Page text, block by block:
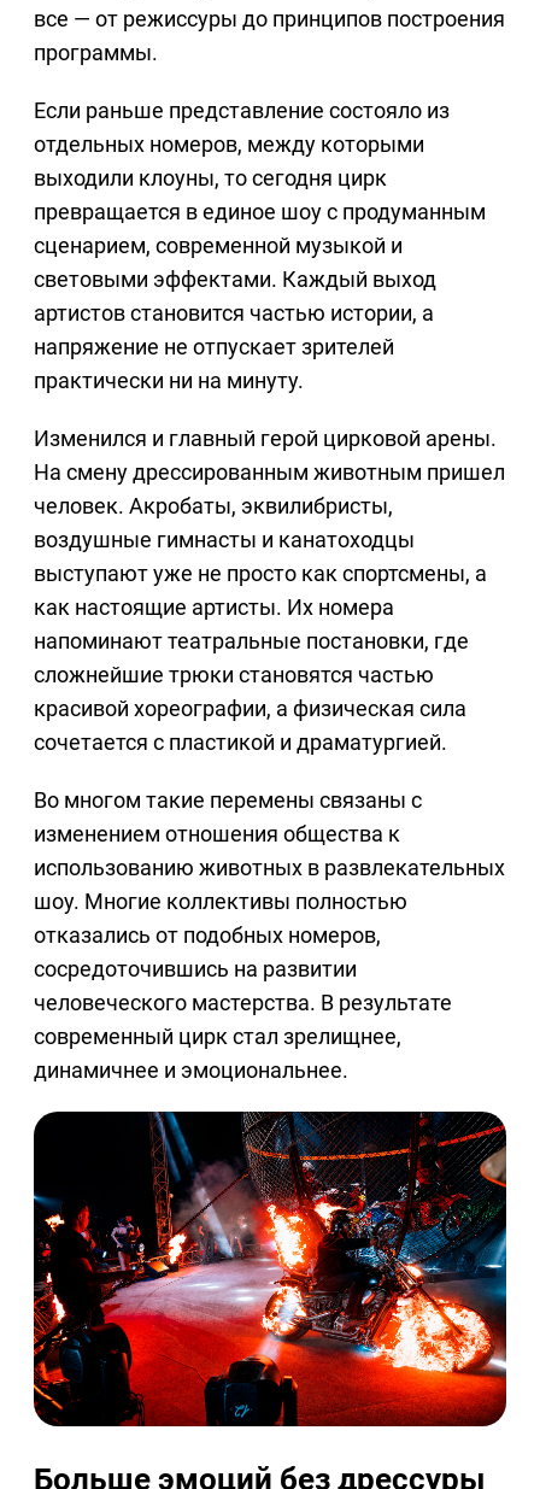
все — от режиссуры до принципов построения
программы.
Если раньше представление состояло из
отдельных номеров, между которыми
выходили клоуны, то сегодня цирк
превращается в единое шоу с продуманным
сценарием, современной музыкой и
световыми эффектами. Каждый выход
артистов становится частью истории, а
напряжение не отпускает зрителей
практически ни на минуту.
Изменился и главный герой цирковой арены.
На смену дрессированным животным пришел
человек. Акробаты, эквилибристы,
воздушные гимнасты и канатоходцы
выступают уже не просто как спортсмены, а
как настоящие артисты. Их номера
напоминают театральные постановки, где
сложнейшие трюки становятся частью
красивой хореографии, а физическая сила
сочетается с пластикой и драматургией.
Во многом такие перемены связаны с
изменением отношения общества к
использованию животных в развлекательных
шоу. Многие коллективы полностью
отказались от подобных номеров,
сосредоточившись на развитии
человеческого мастерства. В результате
современный цирк стал зрелищнее,
динамичнее и эмоциональнее.
Больше эмоций без дрессуры